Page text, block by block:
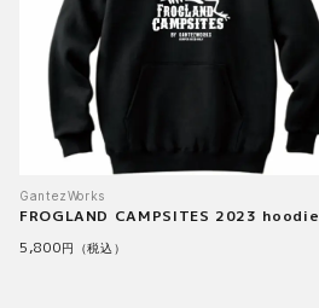
GantezWorks
FROGLAND CAMPSITES 2023 hoodie
5,800円（税込）